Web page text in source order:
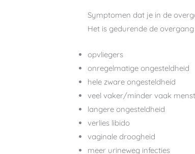
Symptomen dat je in de
Het is gedurende de
opvliegers
onregelmatige ongesteldheid
hele zware ongesteldheid
veel vaker/minder vaak
langere ongesteldheid
verlies libido
vaginale droogheid
meer urineweg infecties